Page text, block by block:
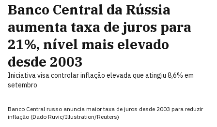
Banco Central da Rússia
aumenta taxa de juros para
21%, nível mais elevado
desde 2003
Iniciativa visa controlar inflação elevada que atingiu 8,6% em
setembro
Banco Central russo anuncia maior taxa de juros desde 2003 para reduzir
inflação (Dado Ruvic/Illustration/Reuters)